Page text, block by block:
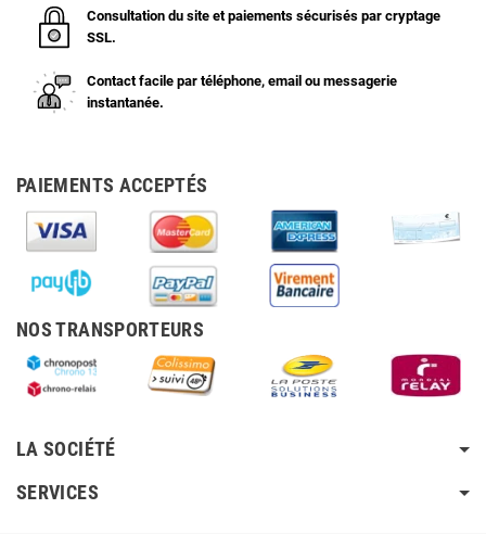
Consultation du site et paiements sécurisés par cryptage
SSL.
Contact facile par téléphone, email ou messagerie
instantanée.
PAIEMENTS ACCEPTÉS
NOS TRANSPORTEURS
LA SOCIÉTÉ
SERVICES